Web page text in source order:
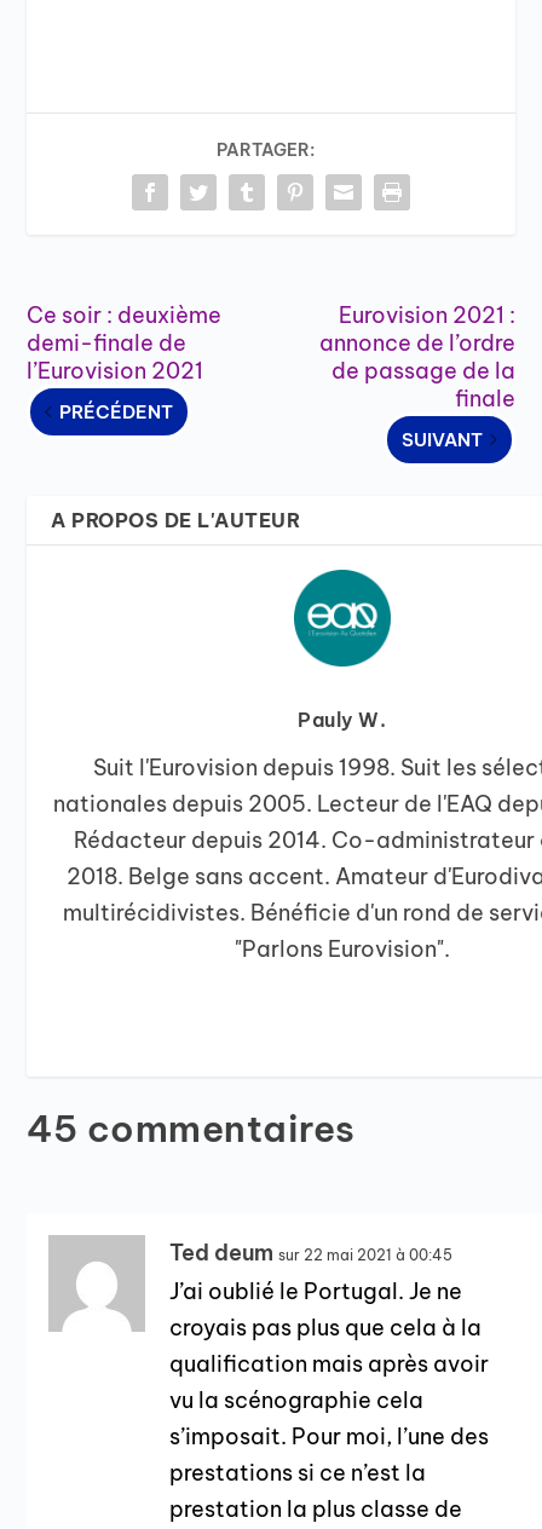
PARTAGER:
Ce soir : deuxième
demi-finale de
l’Eurovision 2021
PRÉCÉDENT
Eurovision 2021 :
annonce de l’ordre
de passage de la
finale
SUIVANT
A PROPOS DE L'AUTEUR
Pauly W.
Suit l'Eurovision depuis 1998. Suit les
nationales depuis 2005. Lecteur de l'EAQ
Rédacteur depuis 2014. Co-administrateur
2018. Belge sans accent. Amateur
multirécidivistes. Bénéficie d'un rond de
"Parlons Eurovision".
45 commentaires
Ted deum sur 22 mai 2021 à 00:45
J’ai oublié le Portugal. Je ne
croyais pas plus que cela à la
qualification mais après avoir
vu la scénographie cela
s’imposait. Pour moi, l’une des
prestations si ce n’est la
prestation la plus classe de